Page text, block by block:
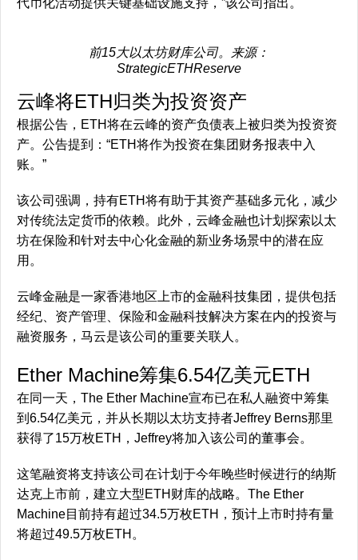
代币化活动提供关键基础设施支持，”该公司指出。
前15大以太坊财库公司。来源：
StrategicETHReserve
云峰将ETH归类为投资资产
根据公告，ETH将在云峰的资产负债表上被归类为投资资
产。公告提到：“ETH将作为投资在集团财务报表中入
账。”
该公司强调，持有ETH将有助于其资产基础多元化，减少
对传统法定货币的依赖。此外，云峰金融也计划探索以太
坊在保险和针对去中心化金融的新业务场景中的潜在应
用。
云峰金融是一家香港地区上市的金融科技集团，提供包括
经纪、资产管理、保险和金融科技解决方案在内的投资与
融资服务，马云是该公司的重要关联人。
Ether Machine筹集6.54亿美元ETH
在同一天，The Ether Machine宣布已在私人融资中筹集
到6.54亿美元，并从长期以太坊支持者Jeffrey Berns那里
获得了15万枚ETH，Jeffrey将加入该公司的董事会。
这笔融资将支持该公司在计划于今年晚些时候进行的纳斯
达克上市前，建立大型ETH财库的战略。The Ether
Machine目前持有超过34.5万枚ETH，预计上市时持有量
将超过49.5万枚ETH。